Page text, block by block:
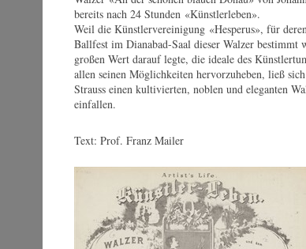
bereits nach 24 Stunden «Künstlerleben».
Weil die Künstlervereinigung «Hesperus», für
Ballfest im Dianabad-Saal dieser Walzer bestimmt
großen Wert darauf legte, die ideale des
allen seinen Möglichkeiten hervorzuheben, ließ
Strauss einen kultivierten, noblen und eleganten
einfallen.
Text: Prof. Franz Mailer
Heinz Sandauer
© by WJSO-Archive
© by bildarchivaustria.at/
Franz Zelwecker
Leo Lehner
Lebenslauf
Webseite